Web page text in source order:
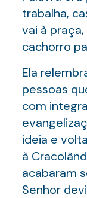
trabalha,
vai à
cachorro
Ela
pessoas
com
ideia e
à
acabaram
Senhor